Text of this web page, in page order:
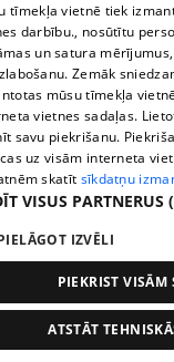
1188 play jautājumu
info@1188.lv
reklāma:
Par mums
Privātuma politika
Sīkdatnes
Lietošanas noteikumi
Copyright SIA Helio
tīmekļa vietnē tiek
darbību., nosūtītu
un satura
Zemāk
mūsu tīmekļa
vietnes sadaļas.
savu piekrišanu.
uz visām interneta
skatīt sīkdatņu
VISUS PARTNERUS
IZVĒLI
PIEKRIST VISĀM
ATSTĀT